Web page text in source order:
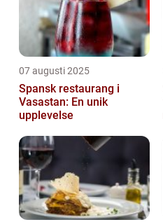
07 augusti 2025
Spansk restaurang i
Vasastan: En unik
upplevelse